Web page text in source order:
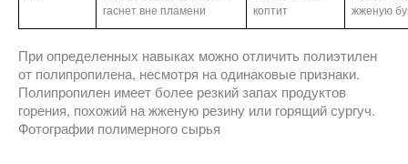
гаснет вне пламени
коптит
жженую
При определенных навыках можно отличить полиэтилен
от полипропилена, несмотря на одинаковые признаки.
Полипропилен имеет более резкий запах продуктов
горения, похожий на жженую резину или горящий сургуч.
Фотографии полимерного сырья